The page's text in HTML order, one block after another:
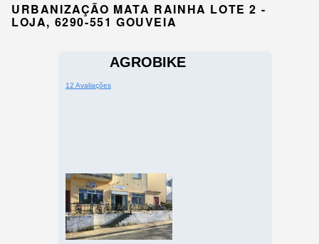
URBANIZAÇÃO MATA RAINHA LOTE 2 -
LOJA, 6290-551 GOUVEIA
AGROBIKE
12 Avaliações